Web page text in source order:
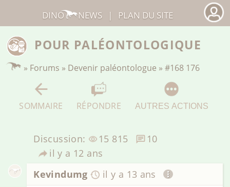
POUR PALÉONTOLOGIQUE
» Forums » Devenir paléontologue »#168 176
SOMMAIRE RÉPONDRE AUTRES ACTIONS
Discussion: 15 815
10
il y a 12 ans
Kevindumg
il y a 13 ans
DINO NEWS | PLAN DU SITE